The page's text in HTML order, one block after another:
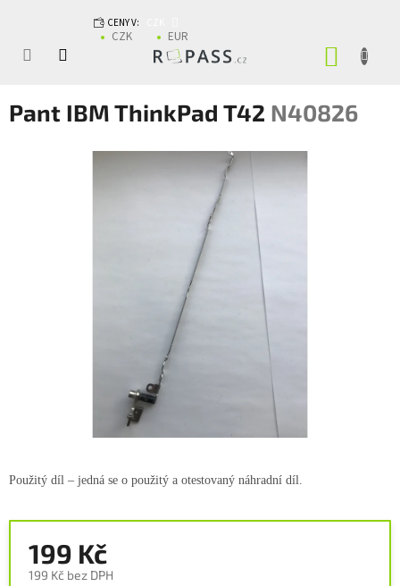
CENY V:
CZK EUR
Pant IBM ThinkPad T42 N40826
199 Kč
199 Kč bez DPH
Použitý díl – jedná se o použitý a otestovaný náhradní díl.